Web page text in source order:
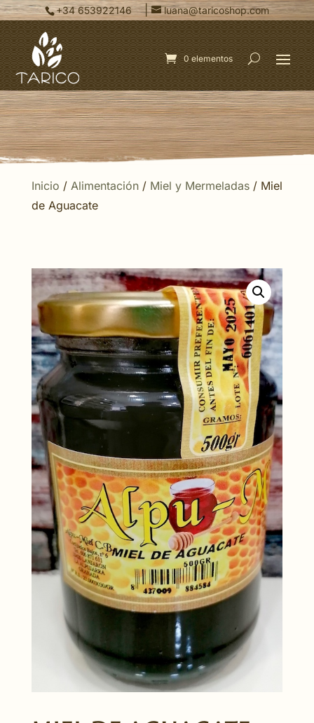
+34 653922146 | luana@taricoshop.com
0 elementos
Inicio / Alimentación/ Miel y Mermeladas/ Miel
de Aguacate